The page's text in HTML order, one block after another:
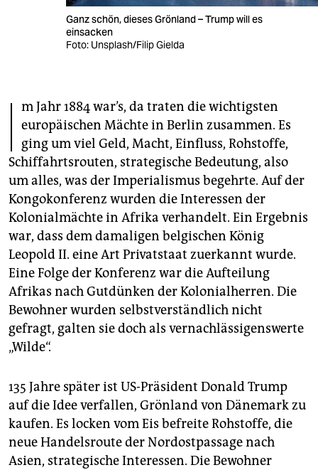
veranstaltungen
abo
genossenschaft
epaper login
Ganz schön, dieses Grönland – Trump will es
einsacken
Foto: Unsplash/Filip Gielda
I m Jahr 1884 war’s, da traten die wichtigsten
europäischen Mächte in Berlin zusammen. Es
ging um viel Geld, Macht, Einfluss, Rohstoffe,
Schiffahrtsrouten, strategische Bedeutung, also
um alles, was der Imperialismus begehrte. Auf der
Kongokonferenz wurden die Interessen der
Kolonialmächte in Afrika verhandelt. Ein Ergebnis
war, dass dem damaligen belgischen König
Leopold II. eine Art Privatstaat zuerkannt wurde.
Eine Folge der Konferenz war die Aufteilung
Afrikas nach Gutdünken der Kolonialherren. Die
Bewohner wurden selbstverständlich nicht
gefragt, galten sie doch als vernachlässigenswerte
„Wilde“.
135 Jahre später ist US-Präsident Donald Trump
auf die Idee verfallen, Grönland von Dänemark zu
kaufen. Es locken vom Eis befreite Rohstoffe, die
neue Handelsroute der Nordostpassage nach
Asien, strategische Interessen. Die Bewohner